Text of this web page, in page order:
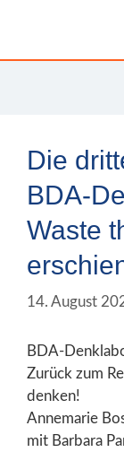
Die
BDA-
Waste
14. August
BDA-
Zurück zum
denken!
Annemarie
mit Barbara